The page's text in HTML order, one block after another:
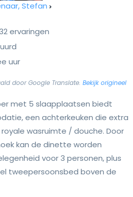
Stefan
ervaringen
uur
door Google Translate. Bekijk origineel
met 5 slaapplaatsen biedt
een achterkeuken die extra
wasruimte / douche. Door
kan de dinette worden
voor 3 personen, plus
tweepersoonsbed boven de